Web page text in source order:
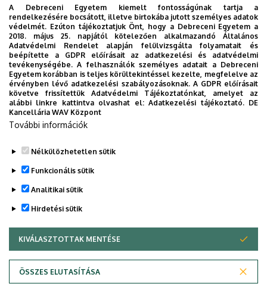
Köszönetnyilvánítás
A hallgató(k) köszönetet nyilvánít(anak) mindazoknak,
akiktől (elméleti, gyakorlati, erkölcsi, stb.) segítséget
kapott.
A PLÁGIUM NYILATKOZAT A SZAKDOLGOZATNAK
NEM RÉSZE! A PLÁGIUM NYILATKOZATOT KIZÁRÓLAG
A NEPTUN RENDSZERBEN,
leadás / Plágium nyilatkozat
LEADNI!
Legutóbbi frissítés: 2026. 01. 21. 08:53
Adatvédelem
A Debreceni Egyetem kiemelt fontosságúnak tartja a
rendelkezésére bocsátott, illetve birtokába jutott személyes adatok
védelmét. Ezúton tájékoztatjuk Önt, hogy a Debreceni Egyetem a
2018. május 25. napjától kötelezően alkalmazandó Általános
Adatvédelmi Rendelet alapján felülvizsgálta folyamatait és
beépítette a GDPR előírásait az adatkezelési és adatvédelmi
tevékenységébe. A felhasználók személyes adatait a Debreceni
Egyetem korábban is teljes körültekintéssel kezelte, megfelelve az
érvényben lévő adatkezelési szabályozásoknak. A GDPR előírásait
követve frissítettük Adatvédelmi Tájékoztatónkat, amelyet az
alábbi linkre kattintva olvashat el:Adatkezelési tájékoztató. DE
Kancellária WAV Központ
További információk
Nélkülözhetetlen sütik
Funkcionális sütik
Analitikai sütik
Hirdetési sütik
KIVÁLASZTOTTAK MENTÉSE
ÖSSZES ELUTASÍTÁSA
WITHDRAW CONSENT